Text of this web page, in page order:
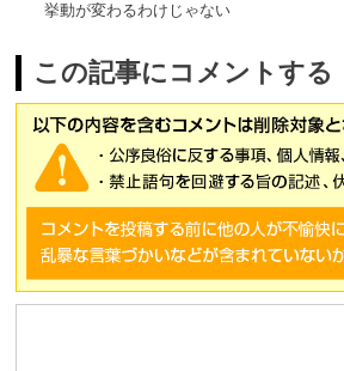
挙動が変わるわけじゃない
この記事にコメントする